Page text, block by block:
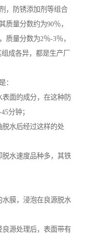
，防锈添加剂等组合
质量分数约为90％，
质量分数为2％-3％，
成各异，都是生产厂
：
表面的成分，在这种防
分钟；
脱水后经过这样的处
水速度品种多，其铁
膜，浸泡在良源脱水
良源处理后，表面带有